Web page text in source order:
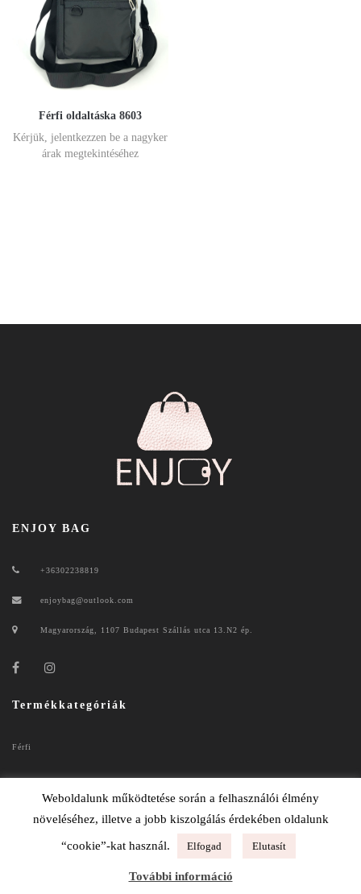
Férfi oldaltáska 8603
Kérjük, jelentkezzen be a nagyker
árak megtekintéséhez
ENJOY BAG
+36302238819
enjoybag@outlook.com
Magyarország, 1107 Budapest Szállás utca 13.N2 ép.
Termékkategóriák
Férfi
ADATKEZELÉSI TÁJÉKOZTATÓ
Weboldalunk működtetése során a felhasználói élmény
növeléséhez, illetve a jobb kiszolgálás érdekében oldalunk
“cookie”-kat használ. Elfogad Elutasít
További információ